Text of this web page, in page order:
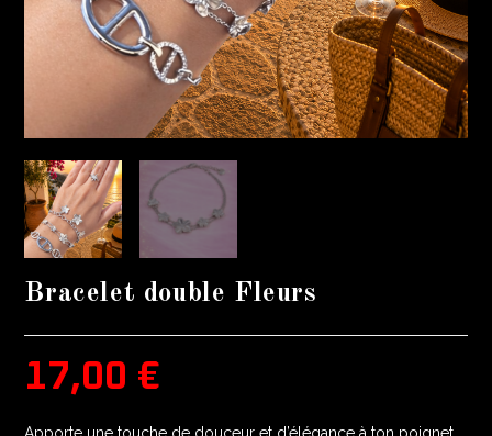
Bracelet double Fleurs
17,00 €